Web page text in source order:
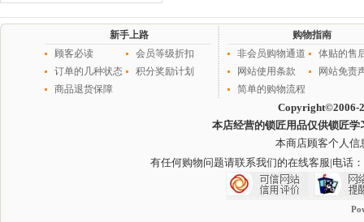
新手上路
顾客必读
会员等级折扣
订单的几种状态
积分奖励计划
商品退货保障
购物指南
非会员购物通道
体贴的售
网站使用条款
网站免责
简单的购物流程
Copyright©2006-
本店经营的锁匠用品仅供锁匠
本商店顾客个人信
有任何购物问题请联系我们的在线客服|电话：